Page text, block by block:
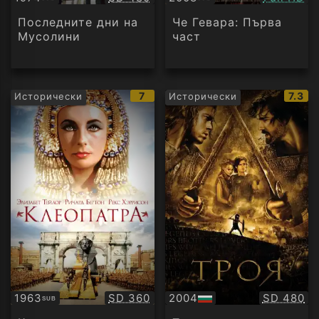
Субтитри
Последните дни на
Мусолини
Субтитри
Че Гевара: Първа
част
Исторически
IMDb
рейтинг:
7
1963SUB
Субтитри Качество:
SD 360
Исторически
IMDb
7.3
2004
БГ
SD 480